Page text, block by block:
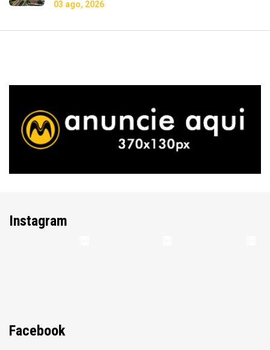
03 ago, 2026
Instagram
Facebook